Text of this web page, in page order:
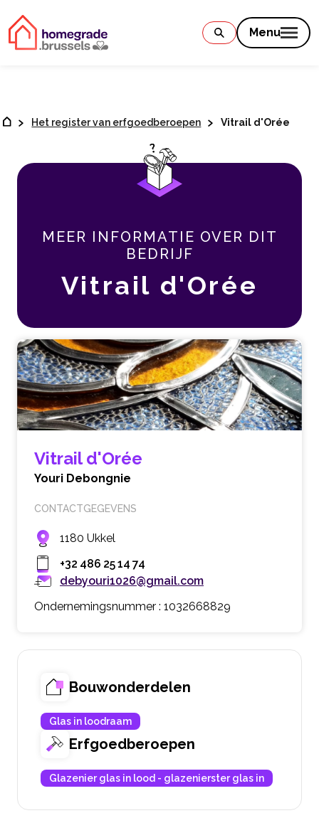
Menu
Het register van erfgoedberoepen Vitrail d'Orée
MEER INFORMATIE OVER DIT
BEDRIJF
Vitrail d'Orée
Vitrail d'Orée
Youri Debongnie
CONTACTGEGEVENS
1180 Ukkel
+32 486 25 14 74
debyouri1026@gmail.com
Ondernemingsnummer : 1032668829
Bouwonderdelen
Glas in loodraam
Erfgoedberoepen
Glazenier glas in lood - glazenierster glas in